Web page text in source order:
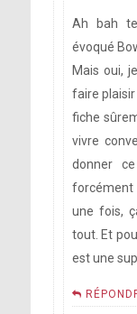
Ah bah
évoqué
Mais oui,
faire plaisir
fiche
vivre
donner
une fois,
tout. Et
est une